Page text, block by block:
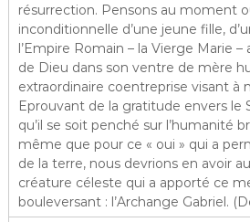
résurrection. Pensons au moment
inconditionnelle d’une jeune fille,
l’Empire Romain – la Vierge Marie –
de Dieu dans son ventre de mère
extraordinaire coentreprise visant à
Eprouvant de la gratitude envers le
qu’il se soit penché sur l’humanité
même que pour ce « oui » qui a
de la terre, nous devrions en avoir
créature céleste qui a apporté ce
bouleversant : l’Archange Gabriel.